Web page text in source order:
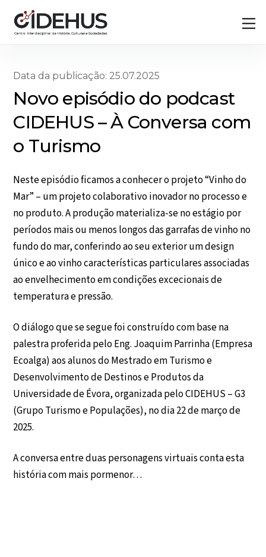
content
Data da publicação: 25.07.2025
Novo episódio do podcast
CIDEHUS – À Conversa com
o Turismo
Neste episódio ficamos a conhecer o projeto “Vinho do
Mar” – um projeto colaborativo inovador no processo e
no produto. A produção materializa-se no estágio por
períodos mais ou menos longos das garrafas de vinho no
fundo do mar, conferindo ao seu exterior um design
único e ao vinho características particulares associadas
ao envelhecimento em condições excecionais de
temperatura e pressão.
O diálogo que se segue foi construído com base na
palestra proferida pelo Eng. Joaquim Parrinha (Empresa
Ecoalga) aos alunos do Mestrado em Turismo e
Desenvolvimento de Destinos e Produtos da
Universidade de Évora, organizada pelo CIDEHUS – G3
(Grupo Turismo e Populações), no dia 22 de março de
2025.
A conversa entre duas personagens virtuais conta esta
história com mais pormenor…